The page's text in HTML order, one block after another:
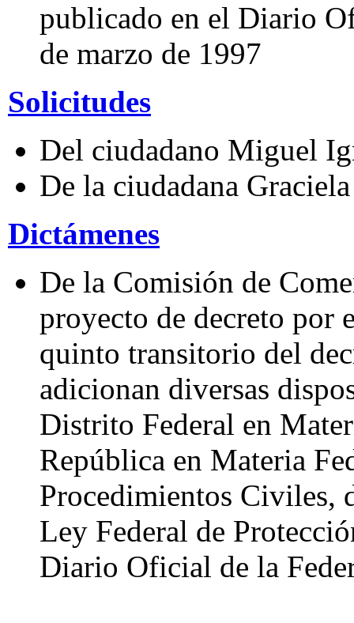
publicado en el Diario
de marzo de 1997
Solicitudes
Del ciudadano Miguel
De la ciudadana
Dictámenes
De la Comisión de
proyecto de decreto por
quinto transitorio del
adicionan diversas
Distrito Federal en
República en Materia
Procedimientos Civiles,
Ley Federal de
Diario Oficial de la